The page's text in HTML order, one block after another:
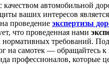
качеством автомобильной
ваших интересов
проведение экспертизы
что проведенная нами
нормативных требований.
на самотек —
которые